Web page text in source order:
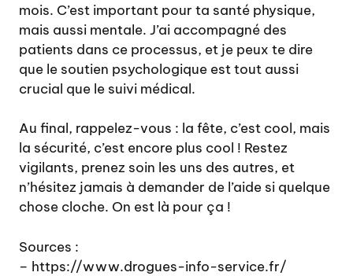
mois. C’est important pour ta santé physique,
mais aussi mentale. J’ai accompagné des
patients dans ce processus, et je peux te dire
que le soutien psychologique est tout aussi
crucial que le suivi médical.
Au final, rappelez-vous : la fête, c’est cool, mais
la sécurité, c’est encore plus cool ! Restez
vigilants, prenez soin les uns des autres, et
n’hésitez jamais à demander de l’aide si quelque
chose cloche. On est là pour ça !
Sources :
– https://www.drogues-info-service.fr/